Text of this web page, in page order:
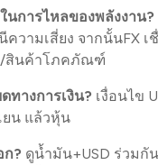
นการไหลของพลังงาน?
วามเสี่ยง จากนั้นFX เ
/สินค้าโภคภัณฑ์
ทางการเงิน? เงื่อนไข
ยน แล้วหุ้น
ก? ดูน้ำมัน+USD ร่วม